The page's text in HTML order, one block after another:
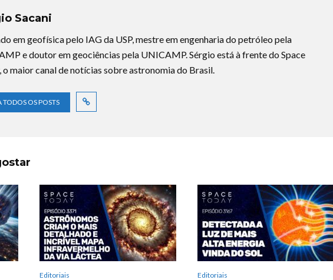
Sacani
em geofísica pelo IAG da USP, mestre em engenharia do petróleo pela
e doutor em geociências pela UNICAMP. Sérgio está à frente do Space
o maior canal de notícias sobre astronomia do Brasil.
TODOS OS POSTS
Editoriais Editoriais